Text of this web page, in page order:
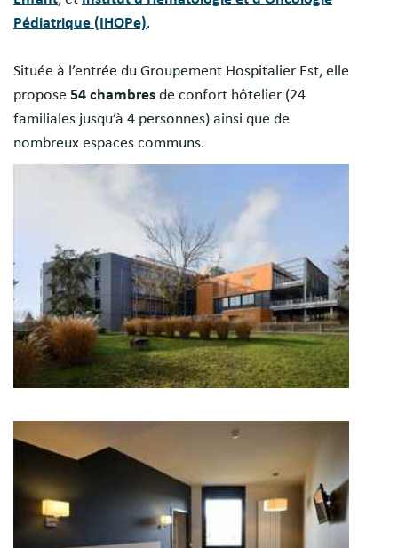
Pédiatrique (IHOPe).
Située à l’entrée du Groupement Hospitalier Est, elle
propose 54 chambres de confort hôtelier (24
familiales jusqu’à 4 personnes) ainsi que de
nombreux espaces communs.